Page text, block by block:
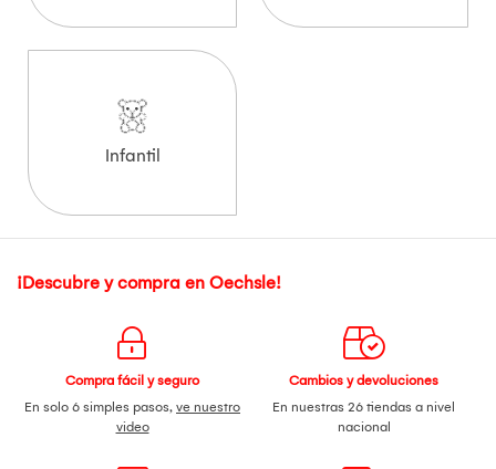
Infantil
¡Descubre y compra en Oechsle!
Compra fácil y seguro
En solo 6 simples pasos, ve nuestro
video
Cambios y devoluciones
En nuestras 26 tiendas a nivel
nacional